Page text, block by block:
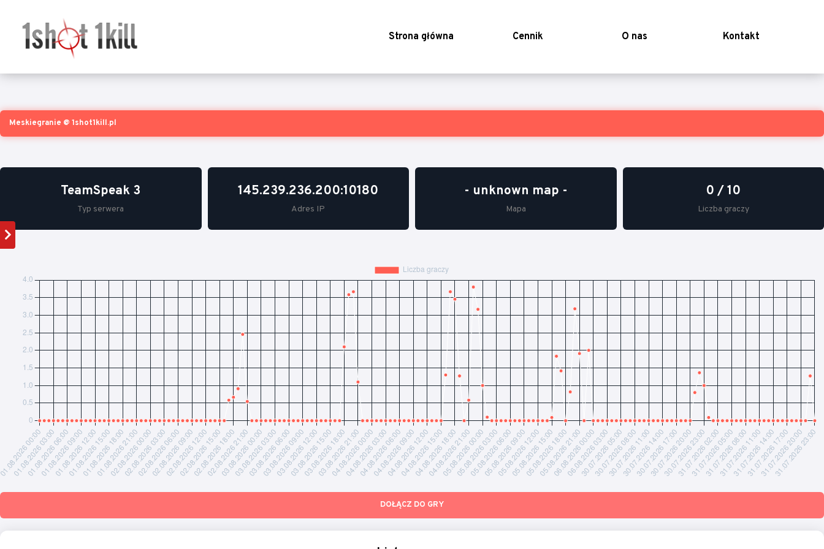
Strona główna Cennik O nas Kontakt
Meskiegranie @ 1shot1kill.pl
TeamSpeak 3
Typ serwera
145.239.236.200:10180
Adres IP
- unknown map -
Mapa
0 / 10
Liczba graczy
DOŁĄCZ DO GRY